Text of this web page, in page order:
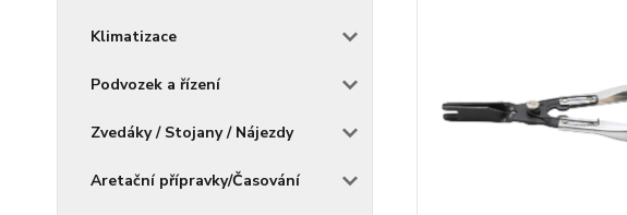
Klimatizace
Podvozek a řízení
Zvedáky / Stojany / Nájezdy
Aretační přípravky/Časování